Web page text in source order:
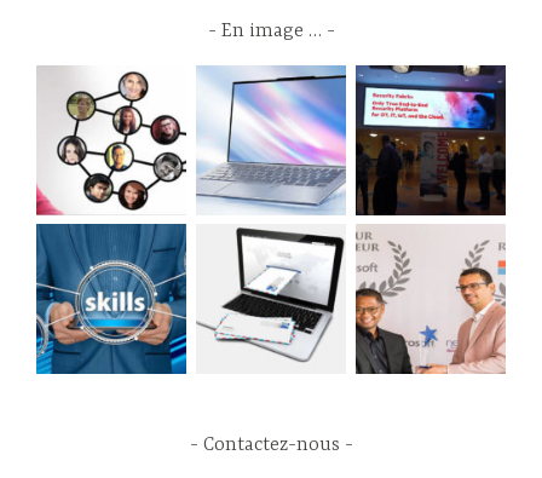
En image …
Contactez-nous